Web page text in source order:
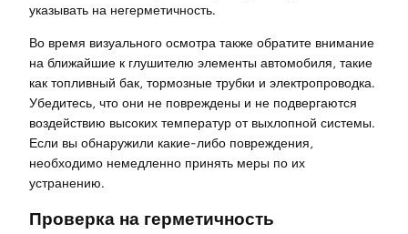
указывать на негерметичность.
Во время визуального осмотра также обратите внимание
на ближайшие к глушителю элементы автомобиля, такие
как топливный бак, тормозные трубки и электропроводка.
Убедитесь, что они не повреждены и не подвергаются
воздействию высоких температур от выхлопной системы.
Если вы обнаружили какие-либо повреждения,
необходимо немедленно принять меры по их
устранению.
Проверка на герметичность